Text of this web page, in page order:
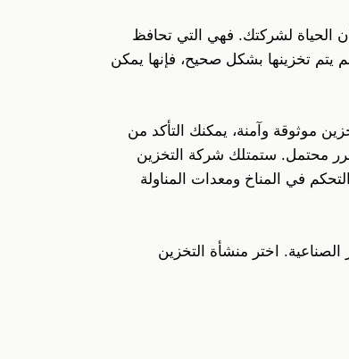
الحياة لشركتك. فهي التي تحافظ
تخزينها بشكل صحيح، فإنها يمكن
موثوقة وآمنة، يمكنك التأكد من
محتمل. ستمتلك شركة التخزين
في المناخ ومعدات المناولة
الصناعية. اختر منشأة التخزين